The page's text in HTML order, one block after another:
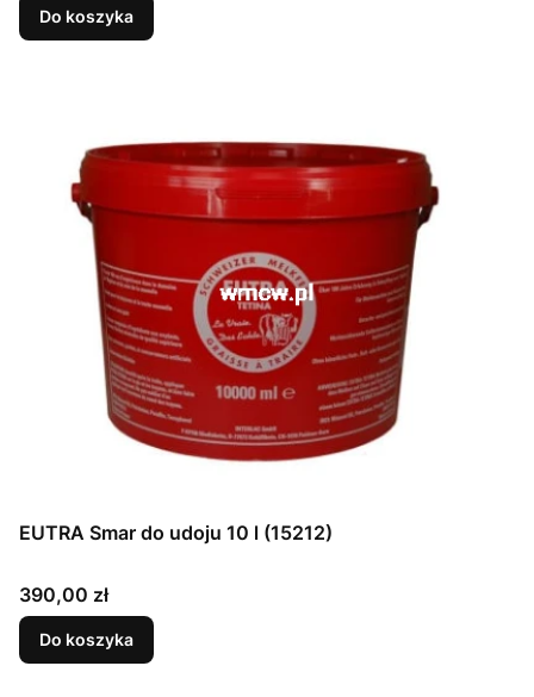
Do koszyka
EUTRA Smar do udoju 10 l (15212)
Cena
390,00 zł
Do koszyka